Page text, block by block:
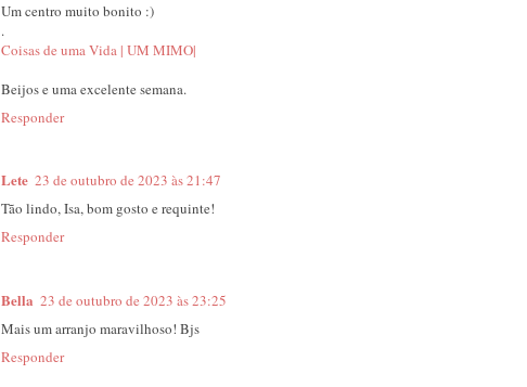
Um centro muito bonito :)
.
Coisas de uma Vida | UM MIMO|
Beijos e uma excelente semana.
Responder
Lete 23 de outubro de 2023 às 21:47
Tão lindo, Isa, bom gosto e requinte!
Responder
Bella 23 de outubro de 2023 às 23:25
Mais um arranjo maravilhoso! Bjs
Responder